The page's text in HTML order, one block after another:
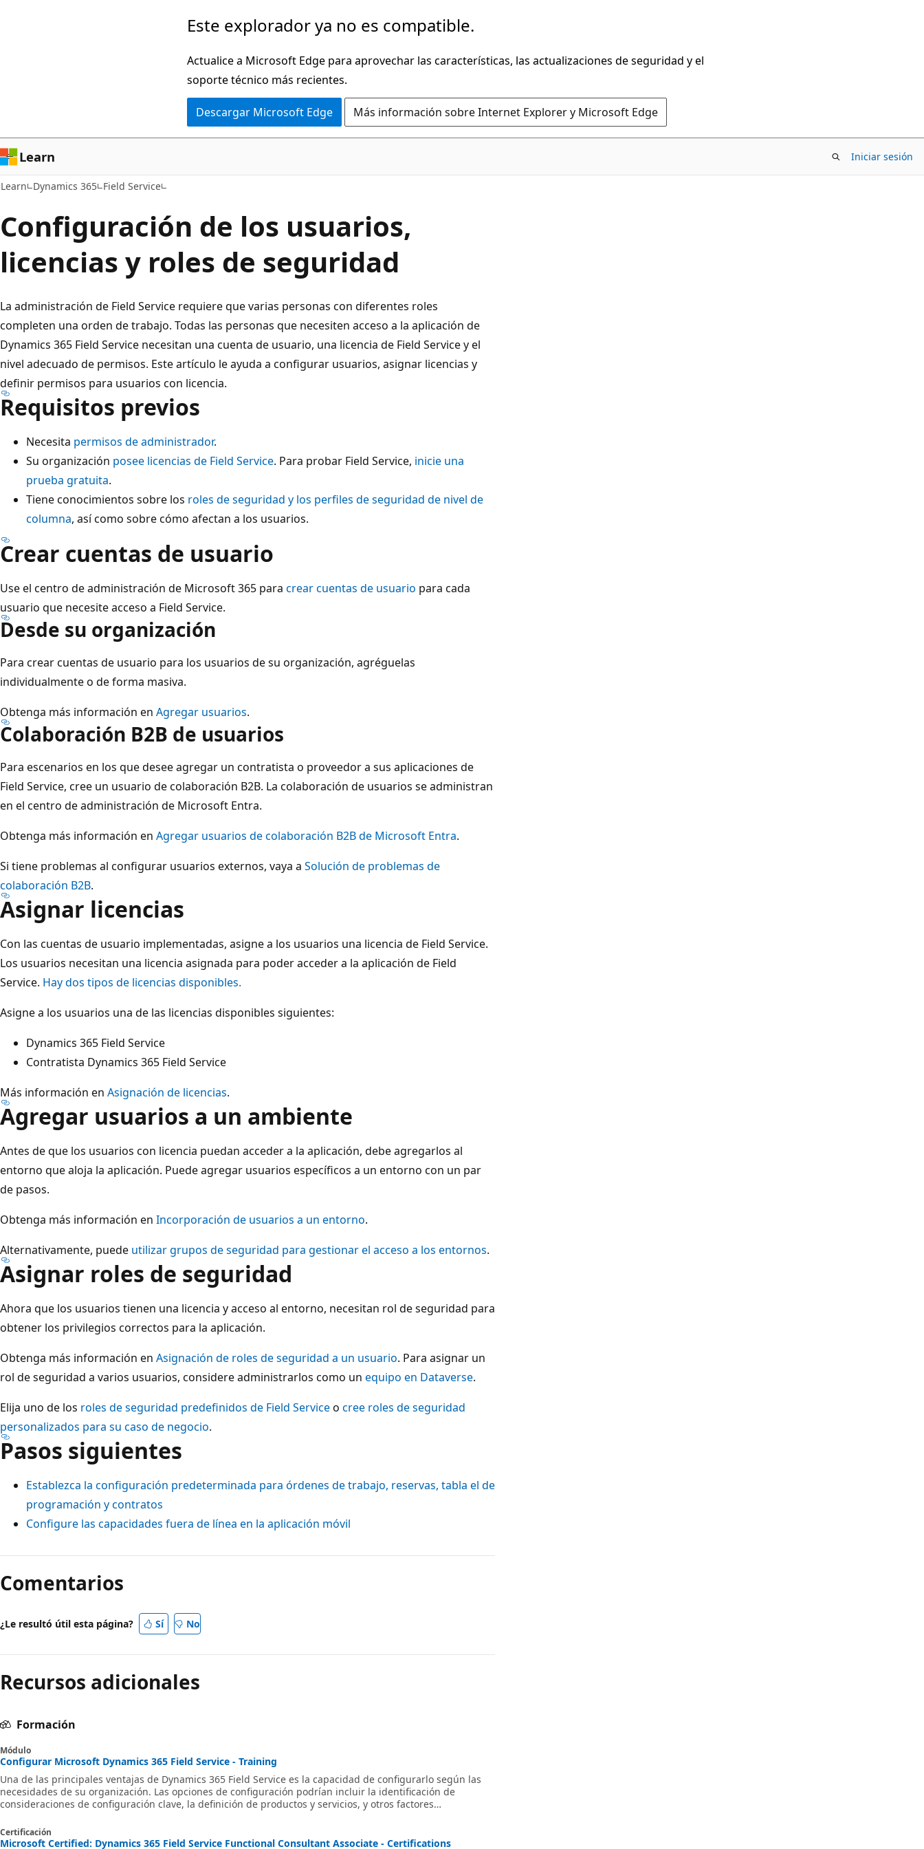
Este explorador ya no es compatible.
Actualice a Microsoft Edge para aprovechar las características, las actualizaciones de seguridad y el
soporte técnico más recientes.
Descargar Microsoft Edge Más información sobre Internet Explorer y Microsoft Edge
Learn Iniciar sesión
Learn Dynamics 365 Field Service
Configuración de los usuarios,
licencias y roles de seguridad
La administración de Field Service requiere que varias personas con diferentes roles
completen una orden de trabajo. Todas las personas que necesiten acceso a la aplicación de
Dynamics 365 Field Service necesitan una cuenta de usuario, una licencia de Field Service y el
nivel adecuado de permisos. Este artículo le ayuda a configurar usuarios, asignar licencias y
definir permisos para usuarios con licencia.
Requisitos previos
Necesita permisos de administrador.
Su organización posee licencias de Field Service. Para probar Field Service, inicie una
prueba gratuita.
Tiene conocimientos sobre los roles de seguridad y los perfiles de seguridad de nivel de
columna, así como sobre cómo afectan a los usuarios.
Crear cuentas de usuario
Use el centro de administración de Microsoft 365 para crear cuentas de usuario para cada
usuario que necesite acceso a Field Service.
Desde su organización
Para crear cuentas de usuario para los usuarios de su organización, agréguelas
individualmente o de forma masiva.
Obtenga más información en Agregar usuarios.
Colaboración B2B de usuarios
Para escenarios en los que desee agregar un contratista o proveedor a sus aplicaciones de
Field Service, cree un usuario de colaboración B2B. La colaboración de usuarios se administran
en el centro de administración de Microsoft Entra.
Obtenga más información en Agregar usuarios de colaboración B2B de Microsoft Entra.
Si tiene problemas al configurar usuarios externos, vaya a Solución de problemas de
colaboración B2B.
Asignar licencias
Con las cuentas de usuario implementadas, asigne a los usuarios una licencia de Field Service.
Los usuarios necesitan una licencia asignada para poder acceder a la aplicación de Field
Service. Hay dos tipos de licencias disponibles.
Asigne a los usuarios una de las licencias disponibles siguientes:
Dynamics 365 Field Service
Contratista Dynamics 365 Field Service
Más información en Asignación de licencias.
Agregar usuarios a un ambiente
Antes de que los usuarios con licencia puedan acceder a la aplicación, debe agregarlos al
entorno que aloja la aplicación. Puede agregar usuarios específicos a un entorno con un par
de pasos.
Obtenga más información en Incorporación de usuarios a un entorno.
Alternativamente, puede utilizar grupos de seguridad para gestionar el acceso a los entornos.
Asignar roles de seguridad
Ahora que los usuarios tienen una licencia y acceso al entorno, necesitan rol de seguridad para
obtener los privilegios correctos para la aplicación.
Obtenga más información en Asignación de roles de seguridad a un usuario. Para asignar un
rol de seguridad a varios usuarios, considere administrarlos como un equipo en Dataverse.
Elija uno de los roles de seguridad predefinidos de Field Serviceo cree roles de seguridad
personalizados para su caso de negocio.
Pasos siguientes
Establezca la configuración predeterminada para órdenes de trabajo, reservas, tabla el de
programación y contratos
Configure las capacidades fuera de línea en la aplicación móvil
Modo
de
lectura
Comentarios
¿Le resultó útil esta página? Sí No
Recursos adicionales
Formación
Módulo
Configurar Microsoft Dynamics 365 Field Service - Training
Una de las principales ventajas de Dynamics 365 Field Service es la capacidad de configurarlo según las
necesidades de su organización. Las opciones de configuración podrían incluir la identificación de
consideraciones de configuración clave, la definición de productos y servicios, y otros factores
de cuenta necesarios que admitirán la funcionalidad deseada.
Certificación
Microsoft Certified: Dynamics 365 Field Service Functional Consultant Associate - Certifications